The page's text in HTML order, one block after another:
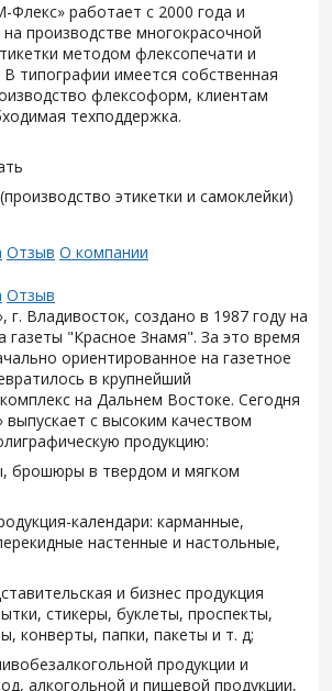
работает с 2000 года и
на производстве многокрасочной
методом флексопечати и
типографии имеется собственная
флексоформ, клиентам
техподдержка.
этикетки и самоклейки)
Отзыв О компании
Отзыв
г. Владивосток, создано в 1987 году на
газеты "Красное Знамя". За это время
ориентированное на газетное
в крупнейший
на Дальнем Востоке. Сегодня
выпускает с высоким качеством
продукцию:
брошюры в твердом и мягком
календари: карманные,
настенные и настольные,
и бизнес продукция
стикеры, буклеты, проспекты,
конверты, папки, пакеты и т. д;
продукции и
алкогольной и пищевой продукции,